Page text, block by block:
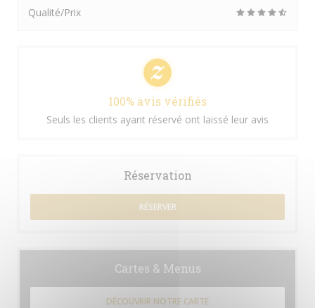
Qualité/Prix
100% avis vérifiés
Seuls les clients ayant réservé ont laissé leur avis
Réservation
RÉSERVER
Cartes & Menus
DÉCOUVRIR NOTRE CARTE